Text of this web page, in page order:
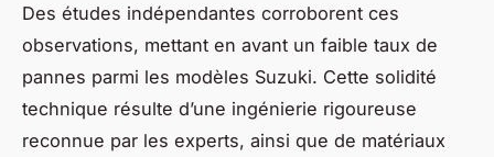
Des études indépendantes corroborent ces
observations, mettant en avant un faible taux de
pannes parmi les modèles Suzuki. Cette solidité
technique résulte d’une ingénierie rigoureuse
reconnue par les experts, ainsi que de matériaux